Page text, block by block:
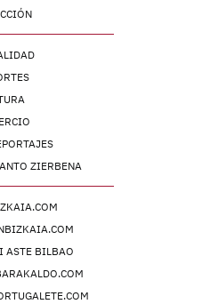
ZIERBENA
ASTE BILBAO